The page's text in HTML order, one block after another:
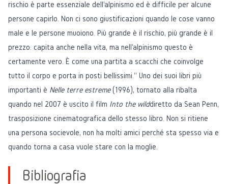
rischio è parte essenziale dell'alpinismo ed è difficile per alcune
persone capirlo. Non ci sono giustificazioni quando le cose vanno
male e le persone muoiono. Più grande è il rischio, più grande è il
prezzo: capita anche nella vita, ma nell'alpinismo questo è
certamente vero. È come una partita a scacchi che coinvolge
tutto il corpo e porta in posti bellissimi.” Uno dei suoi libri più
importanti è Nelle terre estreme(1996), tornato alla ribalta
quando nel 2007 è uscito il film Into the wilddiretto da Sean Penn,
trasposizione cinematografica dello stesso libro. Non si ritiene
una persona socievole, non ha molti amici perché sta spesso via e
quando torna a casa vuole stare con la moglie.
Bibliografia